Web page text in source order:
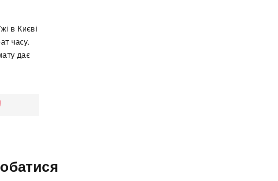
в Києві
часу.
дає